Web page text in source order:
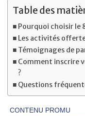
Table des
Pourquoi choisir le
Les activités
Témoignages de
Comment inscrire
?
Questions